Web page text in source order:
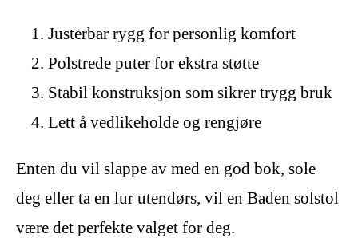
Justerbar rygg for personlig komfort
Polstrede puter for ekstra støtte
Stabil konstruksjon som sikrer trygg bruk
Lett å vedlikeholde og rengjøre
Enten du vil slappe av med en god bok, sole
deg eller ta en lur utendørs, vil en Baden solstol
være det perfekte valget for deg.